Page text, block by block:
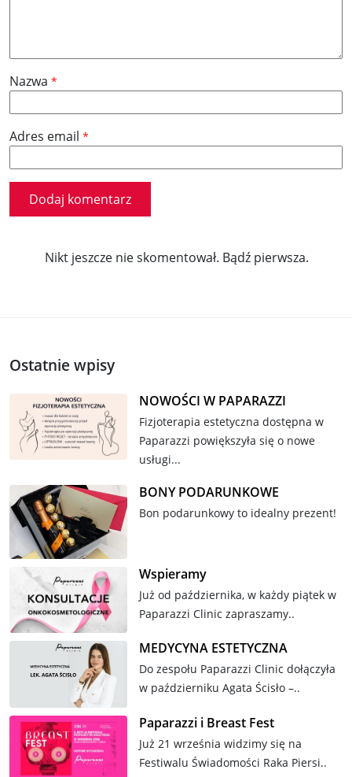
Nazwa *
Adres email *
Nikt jeszcze nie skomentował. Bądź pierwsza.
Ostatnie wpisy
NOWOŚCI W PAPARAZZI
Fizjoterapia estetyczna dostępna w
Paparazzi powiększyła się o nowe
usługi...
BONY PODARUNKOWE
Bon podarunkowy to idealny prezent!
Wspieramy
Już od października, w każdy piątek w
Paparazzi Clinic zapraszamy..
MEDYCYNA ESTETYCZNA
Do zespołu Paparazzi Clinic dołączyła
w październiku Agata Ścisło –..
Paparazzi i Breast Fest
Już 21 września widzimy się na
Festiwalu Świadomości Raka Piersi..